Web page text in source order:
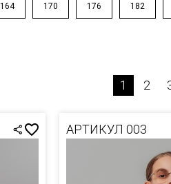
164 170 176 182
1 2
АРТИКУЛ 003